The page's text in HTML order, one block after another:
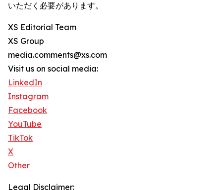
いただく必要があります。
XS Editorial Team
XS Group
media.comments@xs.com
Visit us on social media:
LinkedIn
Instagram
Facebook
YouTube
TikTok
X
Other
Legal Disclaimer: